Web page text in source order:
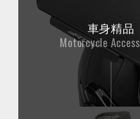
車身精品
Motorcycle